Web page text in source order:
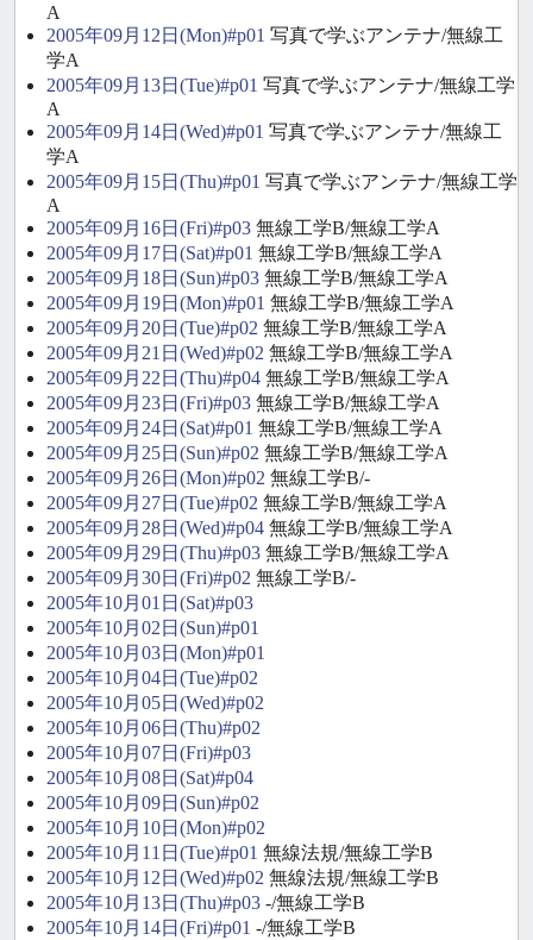
A
2005年09月12日(Mon)#p01 写真で学ぶアンテナ/無線工
学A
2005年09月13日(Tue)#p01 写真で学ぶアンテナ/無線工学
A
2005年09月14日(Wed)#p01 写真で学ぶアンテナ/無線工
学A
2005年09月15日(Thu)#p01 写真で学ぶアンテナ/無線工学
A
2005年09月16日(Fri)#p03 無線工学B/無線工学A
2005年09月17日(Sat)#p01 無線工学B/無線工学A
2005年09月18日(Sun)#p03 無線工学B/無線工学A
2005年09月19日(Mon)#p01 無線工学B/無線工学A
2005年09月20日(Tue)#p02 無線工学B/無線工学A
2005年09月21日(Wed)#p02 無線工学B/無線工学A
2005年09月22日(Thu)#p04 無線工学B/無線工学A
2005年09月23日(Fri)#p03 無線工学B/無線工学A
2005年09月24日(Sat)#p01 無線工学B/無線工学A
2005年09月25日(Sun)#p02 無線工学B/無線工学A
2005年09月26日(Mon)#p02 無線工学B/-
2005年09月27日(Tue)#p02 無線工学B/無線工学A
2005年09月28日(Wed)#p04 無線工学B/無線工学A
2005年09月29日(Thu)#p03 無線工学B/無線工学A
2005年09月30日(Fri)#p02 無線工学B/-
2005年10月01日(Sat)#p03
2005年10月02日(Sun)#p01
2005年10月03日(Mon)#p01
2005年10月04日(Tue)#p02
2005年10月05日(Wed)#p02
2005年10月06日(Thu)#p02
2005年10月07日(Fri)#p03
2005年10月08日(Sat)#p04
2005年10月09日(Sun)#p02
2005年10月10日(Mon)#p02
2005年10月11日(Tue)#p01 無線法規/無線工学B
2005年10月12日(Wed)#p02 無線法規/無線工学B
2005年10月13日(Thu)#p03 -/無線工学B
2005年10月14日(Fri)#p01 -/無線工学B